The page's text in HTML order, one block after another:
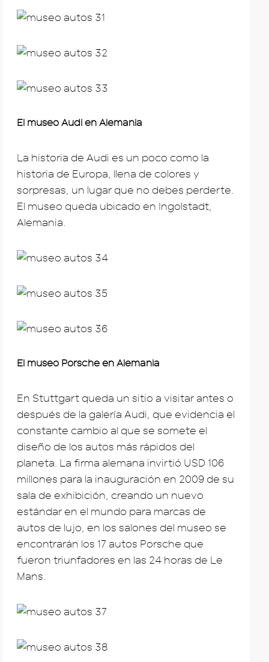
El museo Audi en Alemania
La historia de Audi es un poco como la
historia de Europa, llena de colores y
sorpresas, un lugar que no debes perderte.
El museo queda ubicado en Ingolstadt,
Alemania.
El museo Porsche en Alemania
En Stuttgart queda un sitio a visitar antes o
después de la galería Audi, que evidencia el
constante cambio al que se somete el
diseño de los autos más rápidos del
planeta. La firma alemana invirtió USD 106
millones para la inauguración en 2009 de su
sala de exhibición, creando un nuevo
estándar en el mundo para marcas de
autos de lujo, en los salones del museo se
encontrarán los 17 autos Porsche que
fueron triunfadores en las 24 horas de Le
Mans.